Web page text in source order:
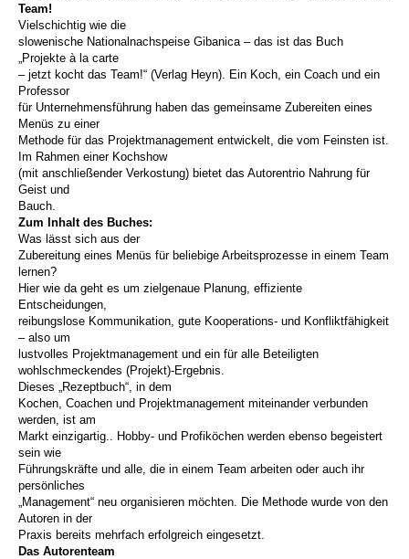
Team!
Vielschichtig wie die
slowenische Nationalnachspeise Gibanica – das ist das Buch
„Projekte à la carte
– jetzt kocht das Team!“ (Verlag Heyn). Ein Koch, ein Coach und ein
Professor
für Unternehmensführung haben das gemeinsame Zubereiten eines
Menüs zu einer
Methode für das Projektmanagement entwickelt, die vom Feinsten ist.
Im Rahmen einer Kochshow
(mit anschließender Verkostung) bietet das Autorentrio Nahrung für
Geist und
Bauch.
Zum Inhalt des Buches:
Was lässt sich aus der
Zubereitung eines Menüs für beliebige Arbeitsprozesse in einem Team
lernen?
Hier wie da geht es um zielgenaue Planung, effiziente
Entscheidungen,
reibungslose Kommunikation, gute Kooperations- und Konfliktfähigkeit
– also um
lustvolles Projektmanagement und ein für alle Beteiligten
wohlschmeckendes (Projekt)-Ergebnis.
Dieses „Rezeptbuch“, in dem
Kochen, Coachen und Projektmanagement miteinander verbunden
werden, ist am
Markt einzigartig.. Hobby- und Profiköchen werden ebenso begeistert
sein wie
Führungskräfte und alle, die in einem Team arbeiten oder auch ihr
persönliches
„Management“ neu organisieren möchten. Die Methode wurde von den
Autoren in der
Praxis bereits mehrfach erfolgreich eingesetzt.
Das Autorenteam